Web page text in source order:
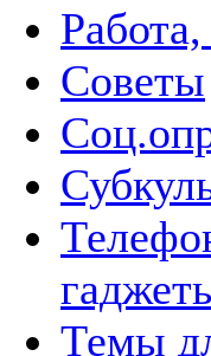
Советы
Темы